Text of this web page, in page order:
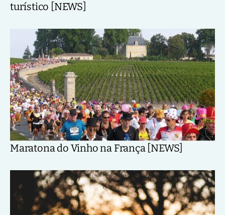
turístico [NEWS]
Maratona do Vinho na França [NEWS]